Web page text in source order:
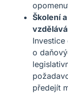
Školení a
o
předejít